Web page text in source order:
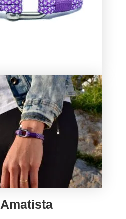
Amatista